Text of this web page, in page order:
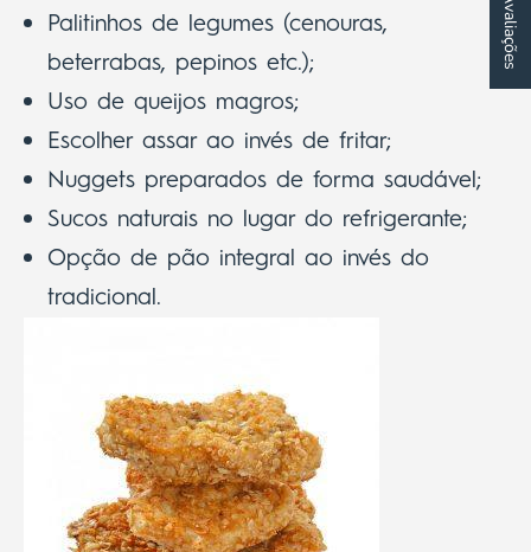
Palitinhos de legumes (cenouras,
beterrabas, pepinos etc.);
Uso de queijos magros;
Escolher assar ao invés de fritar;
Nuggets preparados de forma saudável;
Sucos naturais no lugar do refrigerante;
Opção de pão integral ao invés do
tradicional.
★ Avaliações